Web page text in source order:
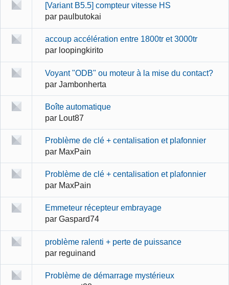
[Variant B5.5] compteur vitesse HS
par paulbutokai
accoup accélération entre 1800tr et 3000tr
par loopingkirito
Voyant "ODB" ou moteur à la mise du contact?
par Jambonherta
Boîte automatique
par Lout87
Problème de clé + centalisation et plafonnier
par MaxPain
Problème de clé + centalisation et plafonnier
par MaxPain
Emmeteur récepteur embrayage
par Gaspard74
problème ralenti + perte de puissance
par reguinand
Problème de démarrage mystérieux